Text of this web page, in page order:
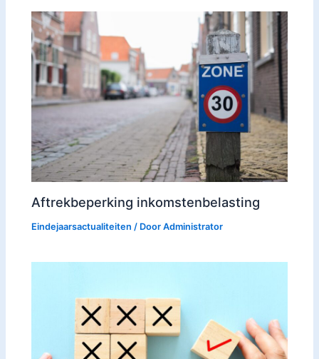
Aftrekbeperking inkomstenbelasting
Eindejaarsactualiteiten / DoorAdministrator